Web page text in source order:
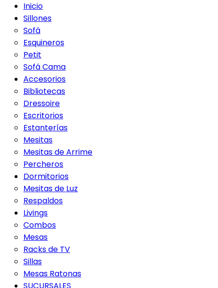
Inicio
Sillones
Sofá
Esquineros
Petit
Sofá Cama
Accesorios
Bibliotecas
Dressoire
Escritorios
Estanterías
Mesitas
Mesitas de Arrime
Percheros
Dormitorios
Mesitas de Luz
Respaldos
Livings
Combos
Mesas
Racks de TV
Sillas
Mesas Ratonas